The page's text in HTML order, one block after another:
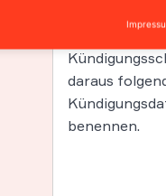
genannt,
daraus
benennen.